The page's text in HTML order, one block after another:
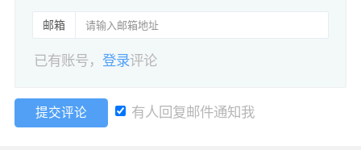
邮箱
已有账号，登录评论
提交评论 有人回复邮件通知我